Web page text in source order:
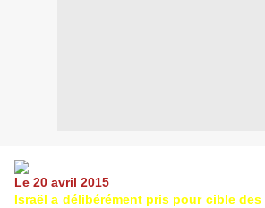
Le 20 avril 2015
Israël a délibérément pris pour cible des